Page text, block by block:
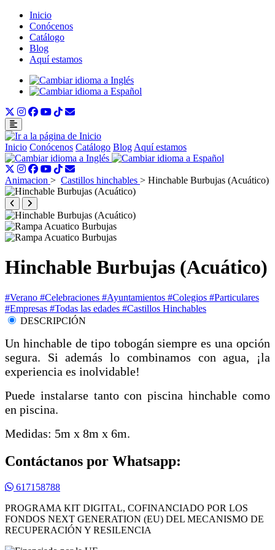
Inicio
Conócenos
Catálogo
Blog
Aquí estamos
Inicio Conócenos Catálogo Blog Aquí estamos
Animacion > Castillos hinchables > Hinchable Burbujas (Acuático)
Hinchable Burbujas (Acuático)
#Verano #Celebraciones #Ayuntamientos #Colegios #Particulares
#Empresas #Todas las edades #Castillos Hinchables
DESCRIPCIÓN
Un hinchable de tipo tobogán siempre es una opción
segura. Si además lo combinamos con agua, ¡la
experiencia es inolvidable!
Puede instalarse tanto con piscina hinchable como
en piscina.
Medidas: 5m x 8m x 6m.
Contáctanos por Whatsapp:
617158788
PROGRAMA KIT DIGITAL, COFINANCIADO POR LOS
FONDOS NEXT GENERATION (EU) DEL MECANISMO DE
RECUPERACIÓN Y RESILENCIA